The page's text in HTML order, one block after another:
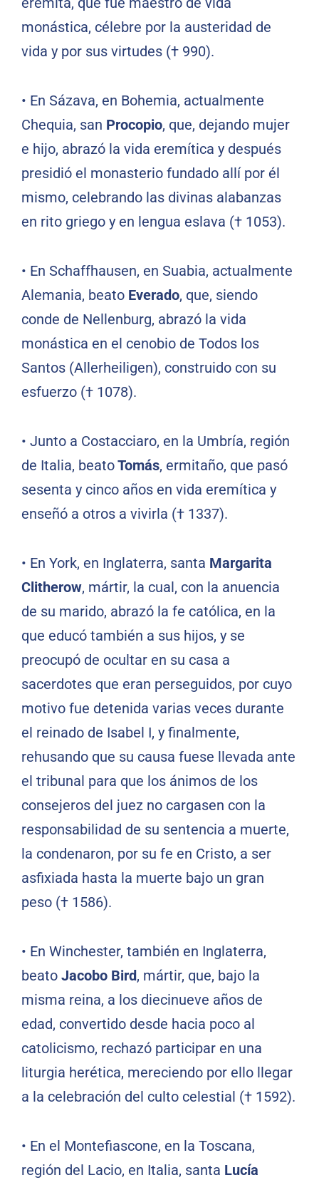
monástica, célebre por la austeridad de
vida y por sus virtudes († 990).
• En Sázava, en Bohemia, actualmente
Chequia, san Procopio, que, dejando mujer
e hijo, abrazó la vida eremítica y después
presidió el monasterio fundado allí por él
mismo, celebrando las divinas alabanzas
en rito griego y en lengua eslava († 1053).
• En Schaffhausen, en Suabia, actualmente
Alemania, beato Everado, que, siendo
conde de Nellenburg, abrazó la vida
monástica en el cenobio de Todos los
Santos (Allerheiligen), construido con su
esfuerzo († 1078).
• Junto a Costacciaro, en la Umbría, región
de Italia, beatoTomás, ermitaño, que pasó
sesenta y cinco años en vida eremítica y
enseñó a otros a vivirla († 1337).
• En York, en Inglaterra, santa Margarita
Clitherow, mártir, la cual, con la anuencia
de su marido, abrazó la fe católica, en la
que educó también a sus hijos, y se
preocupó de ocultar en su casa a
sacerdotes que eran perseguidos, por cuyo
motivo fue detenida varias veces durante
el reinado de Isabel I, y finalmente,
rehusando que su causa fuese llevada ante
el tribunal para que los ánimos de los
consejeros del juez no cargasen con la
responsabilidad de su sentencia a muerte,
la condenaron, por su fe en Cristo, a ser
asfixiada hasta la muerte bajo un gran
peso († 1586).
• En Winchester, también en Inglaterra,
beato Jacobo Bird, mártir, que, bajo la
misma reina, a los diecinueve años de
edad, convertido desde hacia poco al
catolicismo, rechazó participar en una
liturgia herética, mereciendo por ello llegar
a la celebración del culto celestial († 1592).
• En el Montefiascone, en la Toscana,
región del Lacio, en Italia, santa Lucía